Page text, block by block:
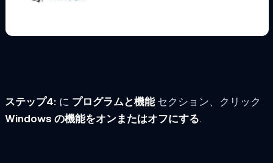
ステップ4: に プログラムと機能セクション、クリック
Windows の機能をオンまたはオフにする.